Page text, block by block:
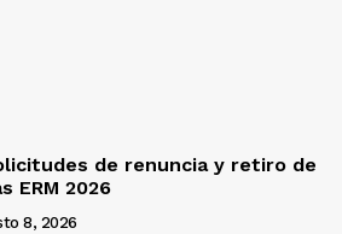
de renuncia y retiro de
ERM 2026
8, 2026